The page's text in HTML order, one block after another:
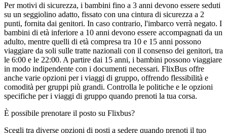
Per motivi di sicurezza, i bambini fino a 3 anni devono essere seduti
su un seggiolino adatto, fissato con una cintura di sicurezza a 2
punti, fornita dai genitori. In caso contrario, l'imbarco verrà negato. I
bambini di età inferiore a 10 anni devono essere accompagnati da un
adulto, mentre quelli di età compresa tra 10 e 15 anni possono
viaggiare da soli sulle tratte nazionali con il consenso dei genitori, tra
le 6:00 e le 22:00. A partire dai 15 anni, i bambini possono viaggiare
in modo indipendente con i documenti necessari. FlixBus offre
anche varie opzioni per i viaggi di gruppo, offrendo flessibilità e
comodità per gruppi più grandi. Controlla le politiche e le opzioni
specifiche per i viaggi di gruppo quando prenoti la tua corsa.
È possibile prenotare il posto su Flixbus?
Scegli tra diverse opzioni di posti a sedere quando prenoti il ​​tuo